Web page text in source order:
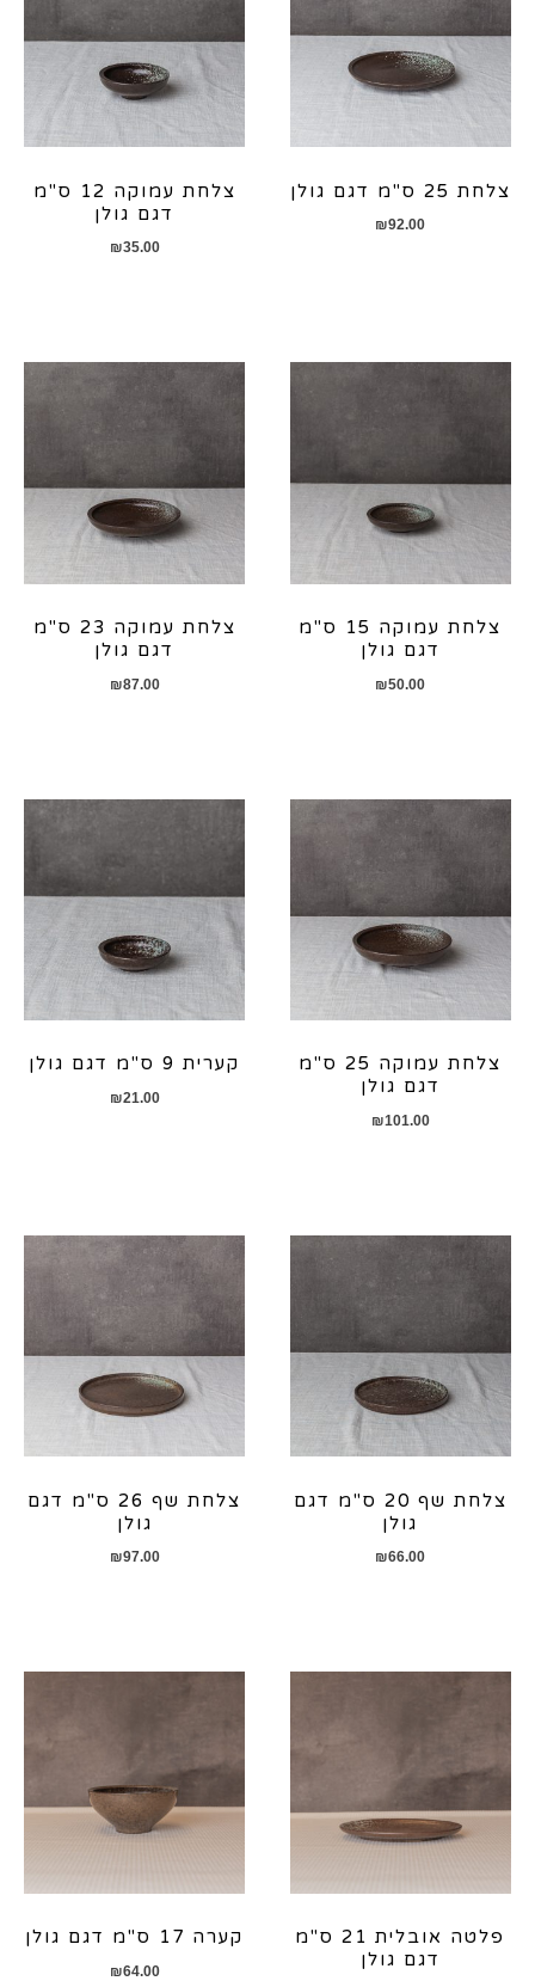
צלחת 25 ס"מ דגם גולן
₪92.00
צלחת עמוקה 12 ס"מ
דגם גולן
₪35.00
צלחת עמוקה 15 ס"מ
דגם גולן
₪50.00
צלחת עמוקה 23 ס"מ
דגם גולן
₪87.00
צלחת עמוקה 25 ס"מ
דגם גולן
₪101.00
קערית 9 ס"מ דגם גולן
₪21.00
צלחת שף 20 ס"מ דגם
גולן
₪66.00
צלחת שף 26 ס"מ דגם
גולן
₪97.00
פלטה אובלית 21 ס"מ
דגם גולן
קערה 17 ס"מ דגם גולן
₪64.00